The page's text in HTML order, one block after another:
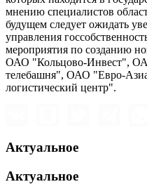
мнению специалистов
будущем следует ожидать
управления
мероприятия по созданию
ОАО "Кольцово-Инвест",
телебашня", ОАО "Евро-
логистический центр".
Актуальное
Актуальное